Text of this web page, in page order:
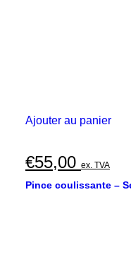
Ajouter au panier
€55,00 ex. TVA
Pince coulissante –